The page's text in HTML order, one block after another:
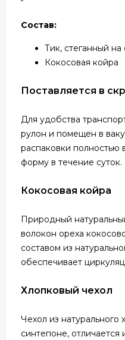
Состав:
Тик, стеганный на
Кокосовая койра
Поставляется в
Для удобства
рулон и помещен в
распаковки полностью
форму в течение суток.
Кокосовая койра
Природный
волокон ореха
составом из
обеспечивает
Хлопковый чехол
Чехол из натурального
синтепоне, отличается